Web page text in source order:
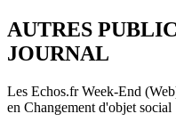
AUTRES
JOURNAL
Les Echos.fr Week-End
en Changement d'objet social